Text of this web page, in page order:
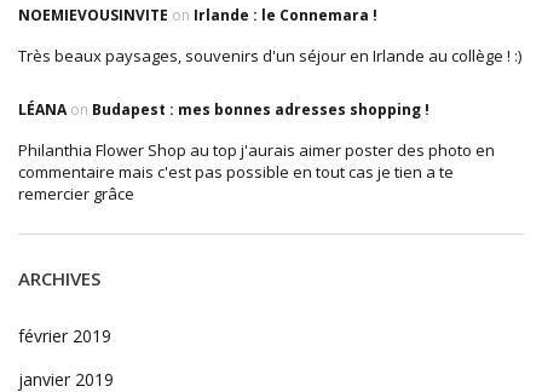
NOEMIEVOUSINVITE on Irlande : le Connemara !
Très beaux paysages, souvenirs d'un séjour en Irlande au collège ! :)
LÉANAon Budapest : mes bonnes adresses shopping !
Philanthia Flower Shop au top j'aurais aimer poster des photo en
commentaire mais c'est pas possible en tout cas je tien a te
remercier grâce
ARCHIVES
février 2019
janvier 2019